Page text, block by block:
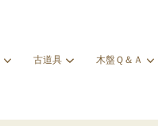
古道具 木盤Ｑ＆Ａ